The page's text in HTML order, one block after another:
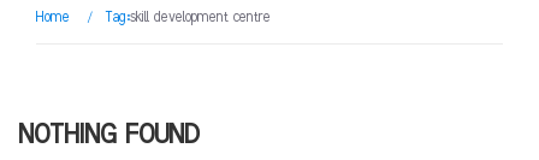
Home / Tag:skill development centre
NOTHING FOUND